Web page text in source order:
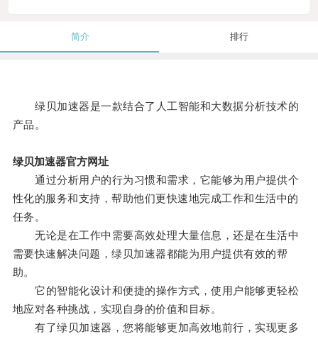
简介 排行
绿贝加速器是一款结合了人工智能和大数据分析技术的
产品。
绿贝加速器官方网址
通过分析用户的行为习惯和需求，它能够为用户提供个
性化的服务和支持，帮助他们更快速地完成工作和生活中的
任务。
无论是在工作中需要高效处理大量信息，还是在生活中
需要快速解决问题，绿贝加速器都能为用户提供有效的帮
助。
它的智能化设计和便捷的操作方式，使用户能够更轻松
地应对各种挑战，实现自身的价值和目标。
有了绿贝加速器，您将能够更加高效地前行，实现更多